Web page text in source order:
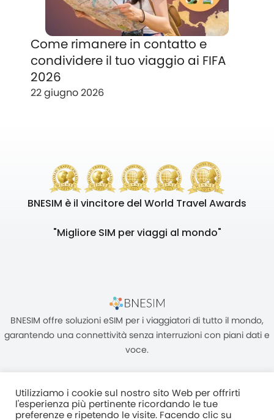
Come rimanere in contatto e
condividere il tuo viaggio ai FIFA
2026
22 giugno 2026
BNESIM è il vincitore del World Travel Awards
"Migliore SIM per viaggi al mondo"
BNESIM offre soluzioni eSIM per i viaggiatori di tutto il mondo,
garantendo una connettività senza interruzioni con piani dati e
voce.
Utilizziamo i cookie sul nostro sito Web per offrirti
l'esperienza più pertinente ricordando le tue
preferenze e ripetendo le visite. Facendo clic su